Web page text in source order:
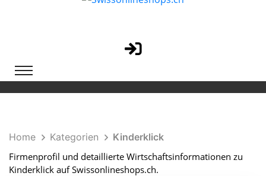
Home Kategorien
Kinderklick
Firmenprofil und detaillierte Wirtschaftsinformationen zu
Kinderklick auf Swissonlineshops.ch.